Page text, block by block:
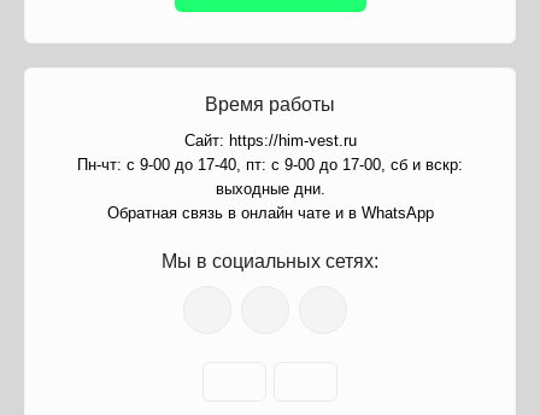
Время работы
Сайт: https://him-vest.ru
Пн-чт: с 9-00 до 17-40, пт: с 9-00 до 17-00, сб и вскр:
выходные дни.
Обратная связь в онлайн чате и в WhatsApp
Мы в социальных сетях: